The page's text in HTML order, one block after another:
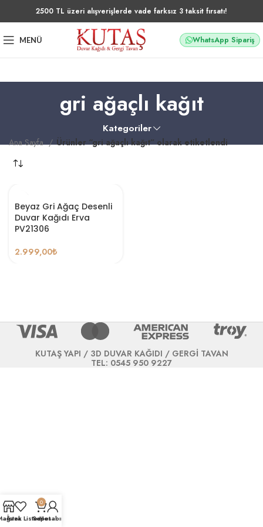
2500 TL üzeri alışverişlerde vade farksız 3 taksit fırsatı!
MENÜ WhatsApp Sipariş
gri ağaçlı kağıt
Kategoriler
Ana Sayfa Ürünler “gri ağaçlı kağıt” olarak etiketlendi
Beyaz Gri Ağaç Desenli
Duvar Kağıdı Erva
PV21306
2.999,00₺
KUTAŞ YAPI / 3D DUVAR KAĞIDI / GERGİ TAVAN
TEL: 0545 950 9227
İstek Listesi
0
Sepet
Hesabım